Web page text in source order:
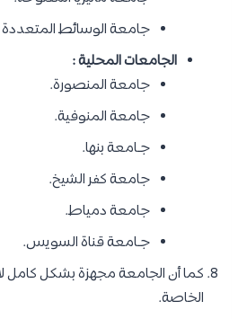
جامعة الوسائط المتعددة ،
الجامعات المحلية :
جامعة المنصورة.
جامعة المنوفية.
جـامعة بنها.
جامعة كفر الشيخ.
جامعة دمياط.
جـامعة قناة السويس.
كما أن الجامعة مجهزة بشكل كامل
الخاصة.